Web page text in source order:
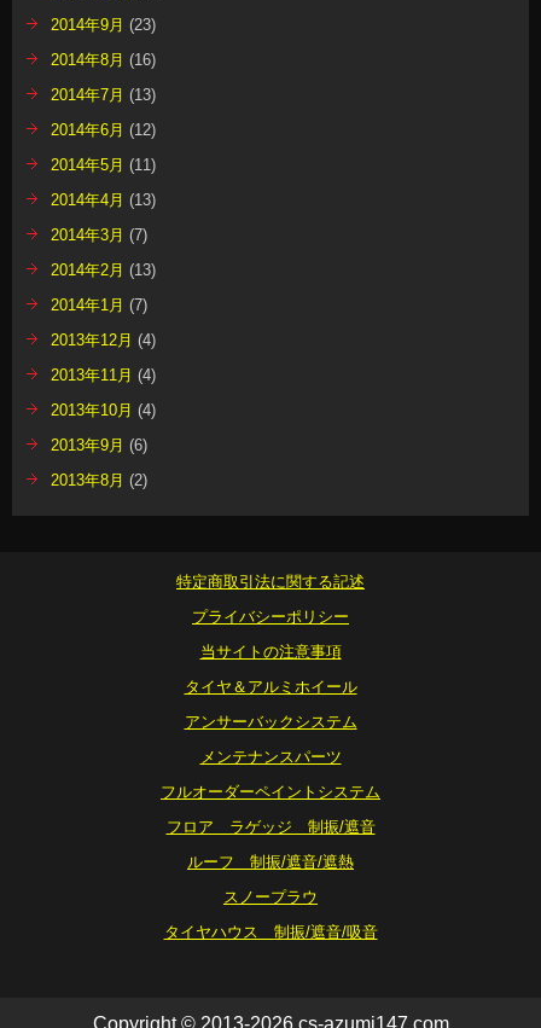
2014年9月 (23)
2014年8月 (16)
2014年7月 (13)
2014年6月 (12)
2014年5月 (11)
2014年4月 (13)
2014年3月 (7)
2014年2月 (13)
2014年1月 (7)
2013年12月 (4)
2013年11月 (4)
2013年10月 (4)
2013年9月 (6)
2013年8月 (2)
特定商取引法に関する記述
プライバシーポリシー
当サイトの注意事項
タイヤ＆アルミホイール
アンサーバックシステム
メンテナンスパーツ
フルオーダーペイントシステム
フロア ラゲッジ 制振/遮音
ルーフ 制振/遮音/遮熱
スノープラウ
タイヤハウス 制振/遮音/吸音
Copyright © 2013-2026 cs-azumi147.com